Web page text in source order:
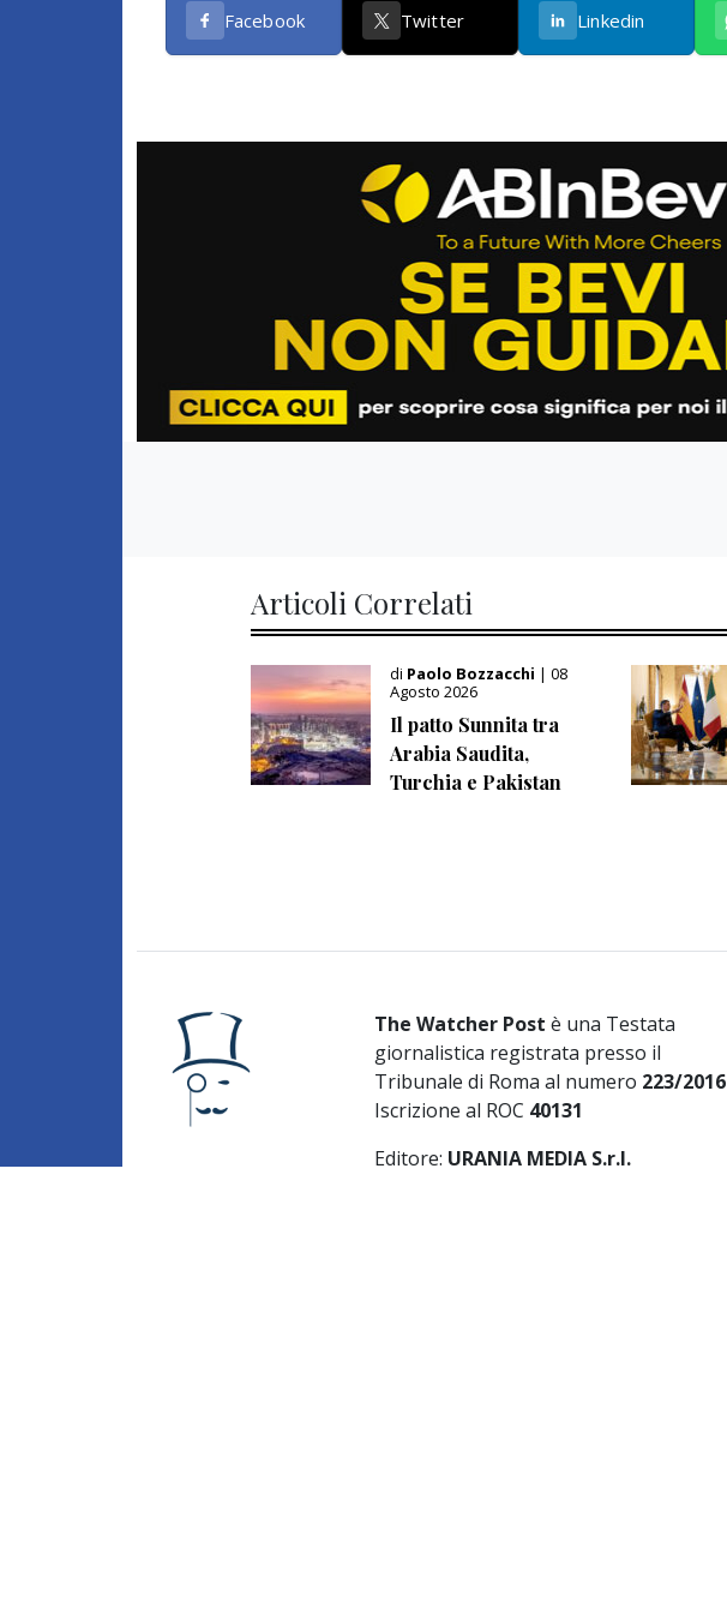
Facebook Twitter Linkedin
Articoli Correlati
di Paolo Bozzacchi | 08
Agosto 2026
Il patto Sunnita tra
Arabia Saudita,
Turchia e Pakistan
The Watcher Post è una Testata
giornalistica registrata presso il
Tribunale di Roma al numero 223/2016
Iscrizione al ROC 40131
Editore: URANIA MEDIA S.r.l.